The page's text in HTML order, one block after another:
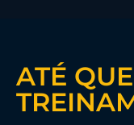
ATÉ